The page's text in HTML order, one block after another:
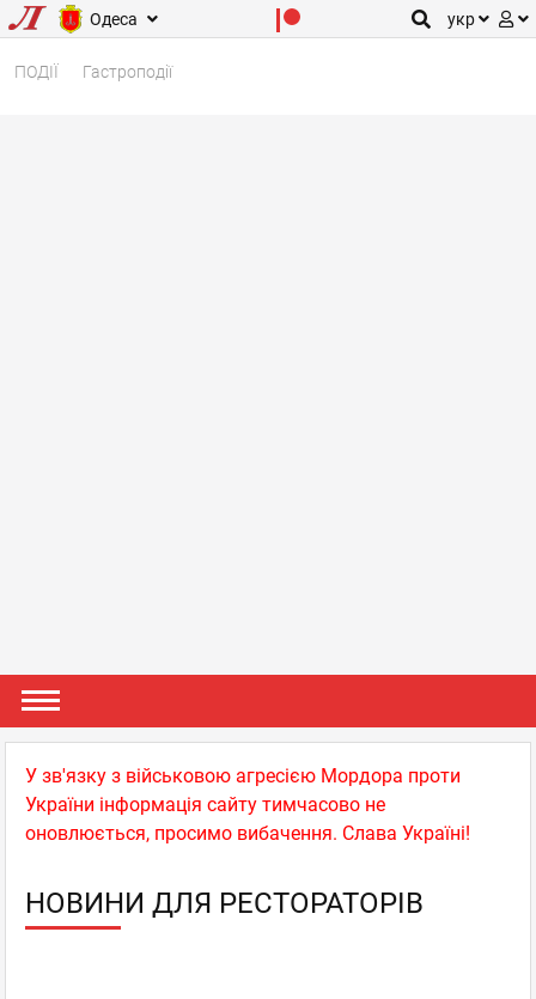
Одеса укр
ПОДІЇ Гастроподії
У зв'язку з військовою агресією Мордора проти
України інформація сайту тимчасово не
оновлюється, просимо вибачення. Слава Україні!
НОВИНИ ДЛЯ РЕСТОРАТОРІВ